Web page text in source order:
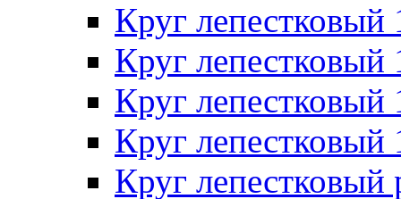
Круг
Круг
Круг
Круг
Круг лепестковый